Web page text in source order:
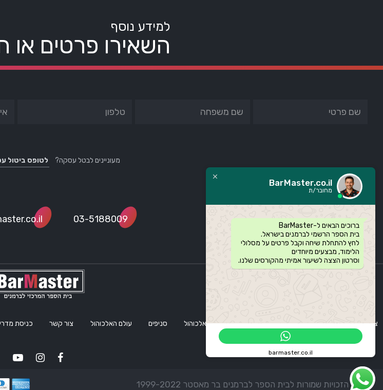
למידע נוסף
השאירו פרטים או
מעוניינים לבטל עסקה? לטופס ביטול
03-5188009
צוות בר מאסטר אודותינו קורסי ברמנים סדנת אלכוהול סניפים עולם האלכוהול צור קשר כניסת
© כל הזכויות שמורות לבית הספר לברמנים בר מאסטר 1999-2022
BarMaster.co.il
מחובר/ת
ברוכים הבאים ל-BarMaster
בית הספר הרשמי לברמנים בישראל.
לחץ להתחלת שיחה וקבל פרטים על מסלולי
הלימוד, מבצעים מיוחדים
וסרטון הצצה לשיעור אמיתי מהקורסים שלנו.
barmaster.co.il